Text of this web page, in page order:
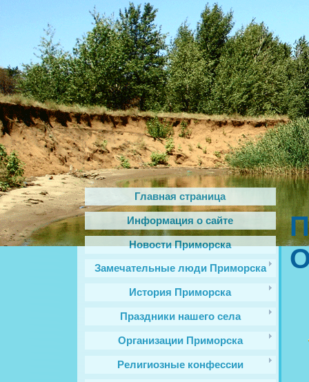
Главная страница
Информация о сайте
Новости Приморска
Замечательные люди Приморска
История Приморска
Праздники нашего села
Организации Приморска
Религиозные конфессии